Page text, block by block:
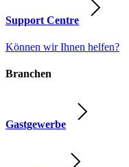
Support Centre
Können wir Ihnen helfen?
Branchen
Gastgewerbe